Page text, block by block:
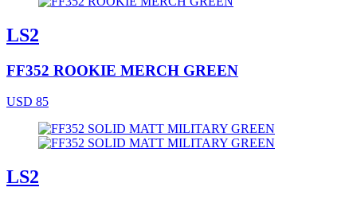
LS2
FF352 ROOKIE MERCH GREEN
USD 85
LS2